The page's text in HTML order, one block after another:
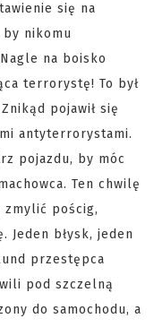
się na
nikomu
na boisko
terrorystę! To był
pojawił się
antyterrorystami.
pojazdu, by móc
Ten chwilę
zmylić pościg,
Jeden błysk, jeden
przestępca
pod szczelną
do samochodu, a